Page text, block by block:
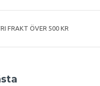
FRAKT ÖVER 500 KR